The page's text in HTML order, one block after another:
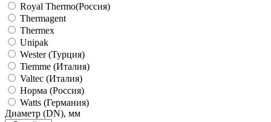
Royal Thermo(Россия)
Thermagent
Thermex
Unipak
Wester (Турция)
Tiemme (Италия)
Valtec (Италия)
Норма (Россия)
Watts (Германия)
Диаметр (DN), мм